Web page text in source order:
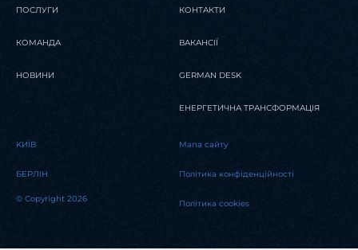
ПОСЛУГИ
КОМАНДА
НОВИНИ
КОНТАКТИ
ВАКАНСІЇ
GERMAN DESK
ЕНЕРГЕТИЧНА ТРАНСФОРМАЦІЯ
KИЇВ
БЕРЛІН
© Copyright 2026
Мапа сайту
Політика конфіденційності
Політика cookies